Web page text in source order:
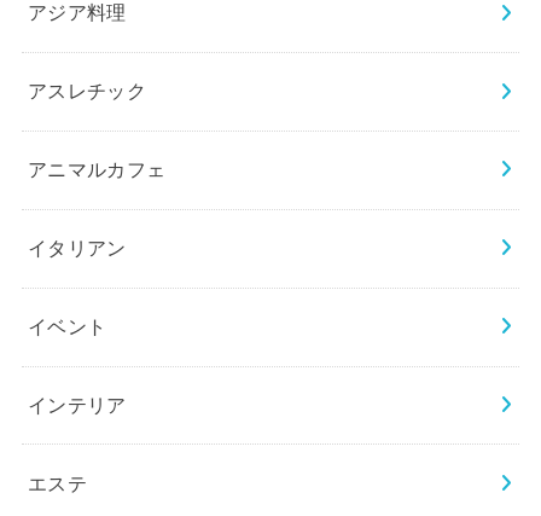
アジア料理
アスレチック
アニマルカフェ
イタリアン
イベント
インテリア
エステ